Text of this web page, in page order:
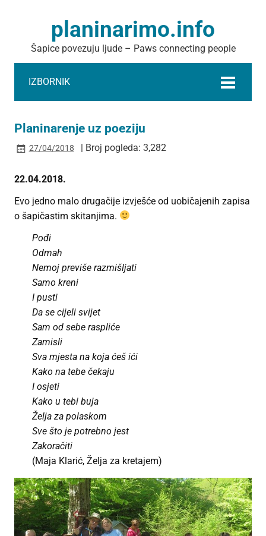
planinarimo.info
Šapice povezuju ljude – Paws connecting people
IZBORNIK
Planinarenje uz poeziju
27/04/2018 | Broj pogleda: 3,282
22.04.2018.
Evo jedno malo drugačije izvješće od uobičajenih zapisa
o šapičastim skitanjima.
Pođi
Odmah
Nemoj previše razmišljati
Samo kreni
I pusti
Da se cijeli svijet
Sam od sebe raspliće
Zamisli
Sva mjesta na koja ćeš ići
Kako na tebe čekaju
I osjeti
Kako u tebi buja
Želja za polaskom
Sve što je potrebno jest
Zakoračiti
(Maja Klarić, Želja za kretajem)